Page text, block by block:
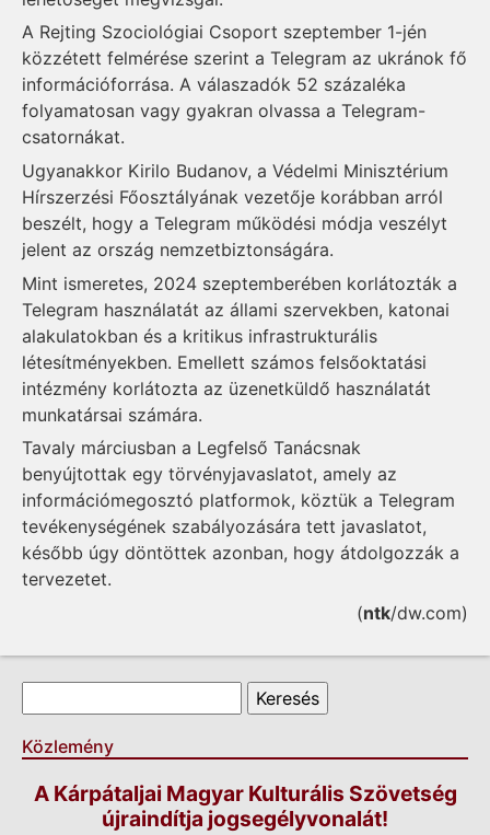
A Rejting Szociológiai Csoport szeptember 1-jén
közzétett felmérése szerint a Telegram az ukránok fő
információforrása. A válaszadók 52 százaléka
folyamatosan vagy gyakran olvassa a Telegram-
csatornákat.
Ugyanakkor Kirilo Budanov, a Védelmi Minisztérium
Hírszerzési Főosztályának vezetője korábban arról
beszélt, hogy a Telegram működési módja veszélyt
jelent az ország nemzetbiztonságára.
Mint ismeretes, 2024 szeptemberében korlátozták a
Telegram használatát az állami szervekben, katonai
alakulatokban és a kritikus infrastrukturális
létesítményekben. Emellett számos felsőoktatási
intézmény korlátozta az üzenetküldő használatát
munkatársai számára.
Tavaly márciusban a Legfelső Tanácsnak
benyújtottak egy törvényjavaslatot, amely az
információmegosztó platformok, köztük a Telegram
tevékenységének szabályozására tett javaslatot,
később úgy döntöttek azonban, hogy átdolgozzák a
tervezetet.
(ntk/dw.com)
Keresés űrlap
Keresés
Közlemény
A Kárpátaljai Magyar Kulturális Szövetség
újraindítja jogsegélyvonalát!